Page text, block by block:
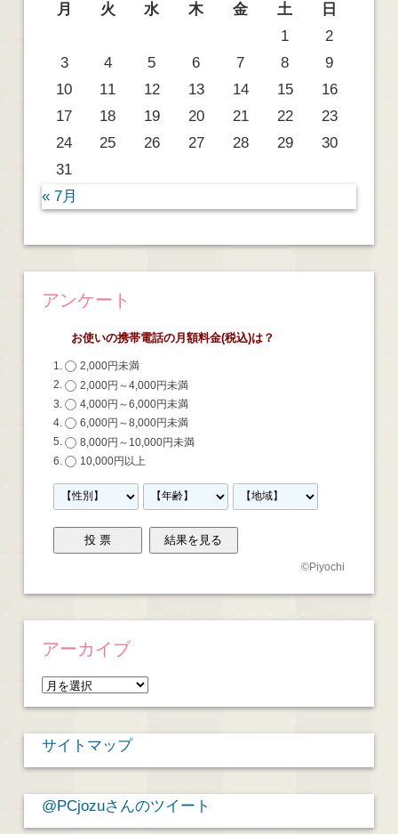
月 火 水 木 金 土
日
1
2
3
4 5 6 7 8
9
10
11 12 13 14 15
16
17
18 19 20 21 22
23
24
25 26 27 28 29
30
31
« 7月
アンケート
お使いの携帯電話の月額料金(税込)は？
2,000円未満
2,000円～4,000円未満
4,000円～6,000円未満
6,000円～8,000円未満
8,000円～10,000円未満
10,000円以上
©Piyochi
アーカイブ
ア
ー
カ
イ
サイトマップ
@PCjozuさんのツイート